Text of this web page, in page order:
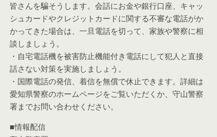
皆さんを騙そうします。会話にお金や銀行口座、キャッ
シュカードやクレジットカードに関する不審な電話がか
かってきた場合は、一旦電話を切って、家族や警察に相
談しましょう。
・自宅電話機を被害防止機能付き電話にして犯人と直接
話さない対策を実施しましょう。
・国際電話の発信、着信を無償で休止できます。詳細は
愛知県警察のホームページをご覧いただくか、守山警察
署までお問い合わせください。
■情報配信